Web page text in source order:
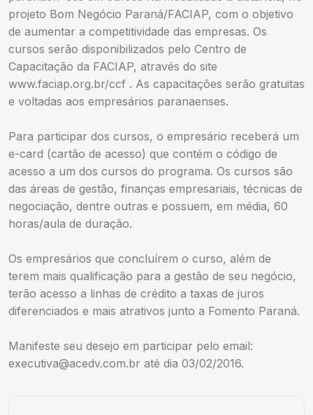
projeto Bom Negócio Paraná/FACIAP, com o objetivo
de aumentar a competitividade das empresas. Os
cursos serão disponibilizados pelo Centro de
Capacitação da FACIAP, através do site
www.faciap.org.br/ccf . As capacitações serão gratuitas
e voltadas aos empresários paranaenses.
Para participar dos cursos, o empresário receberá um
e-card (cartão de acesso) que contém o código de
acesso a um dos cursos do programa. Os cursos são
das áreas de gestão, finanças empresariais, técnicas de
negociação, dentre outras e possuem, em média, 60
horas/aula de duração.
Os empresários que concluírem o curso, além de
terem mais qualificação para a gestão de seu negócio,
terão acesso a linhas de crédito a taxas de juros
diferenciados e mais atrativos junto a Fomento Paraná.
Manifeste seu desejo em participar pelo email:
executiva@acedv.com.br até dia 03/02/2016.